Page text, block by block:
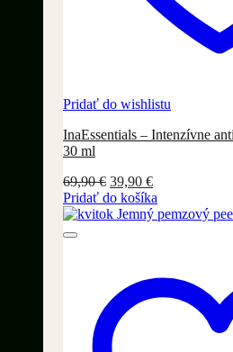
Pridať do wishlistu
InaEssentials – Intenzívne
30 ml
69,90€ Pôvodná
cena
bola:
39,90 €Aktuálna
cena
je:
Pridať do košíka